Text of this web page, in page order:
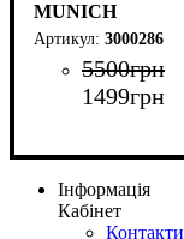
MUNICH
3000286
5500грн
1499грн
Інформація
Кабінет
Контакти